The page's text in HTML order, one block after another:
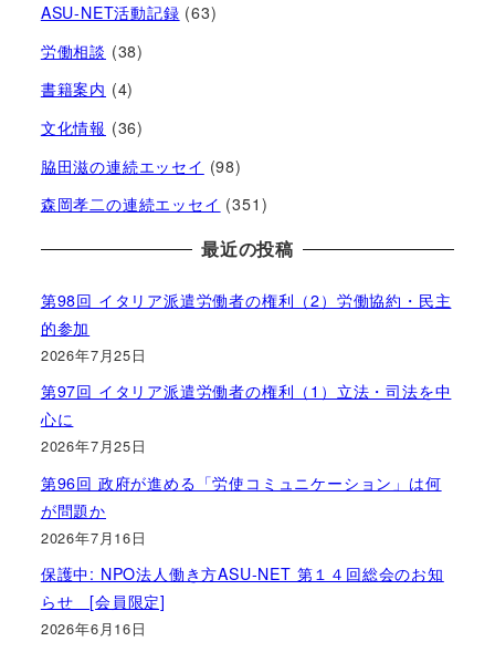
ASU-NET活動記録 (63)
労働相談 (38)
書籍案内 (4)
文化情報 (36)
脇田滋の連続エッセイ (98)
森岡孝二の連続エッセイ (351)
最近の投稿
第98回 イタリア派遣労働者の権利（2）労働協約・民主
的参加
2026年7月25日
第97回 イタリア派遣労働者の権利（1）立法・司法を中
心に
2026年7月25日
第96回 政府が進める「労使コミュニケーション」は何
が問題か
2026年7月16日
保護中: NPO法人働き方ASU-NET 第１４回総会のお知
らせ [会員限定]
2026年6月16日